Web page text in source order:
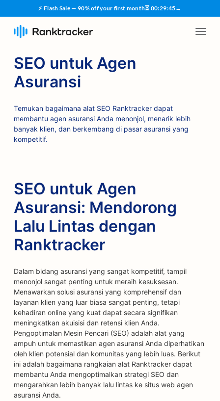
⚡ Flash Sale — 90% off your first month⏳ 00:29:45→
SEO untuk Agen
Asuransi
Temukan bagaimana alat SEO Ranktracker dapat
membantu agen asuransi Anda menonjol, menarik lebih
banyak klien, dan berkembang di pasar asuransi yang
kompetitif.
SEO untuk Agen
Asuransi: Mendorong
Lalu Lintas dengan
Ranktracker
Dalam bidang asuransi yang sangat kompetitif, tampil
menonjol sangat penting untuk meraih kesuksesan.
Menawarkan solusi asuransi yang komprehensif dan
layanan klien yang luar biasa sangat penting, tetapi
kehadiran online yang kuat dapat secara signifikan
meningkatkan akuisisi dan retensi klien Anda.
Pengoptimalan Mesin Pencari (SEO) adalah alat yang
ampuh untuk memastikan agen asuransi Anda diperhatikan
oleh klien potensial dan komunitas yang lebih luas. Berikut
ini adalah bagaimana rangkaian alat Ranktracker dapat
membantu Anda mengoptimalkan strategi SEO dan
mengarahkan lebih banyak lalu lintas ke situs web agen
asuransi Anda.